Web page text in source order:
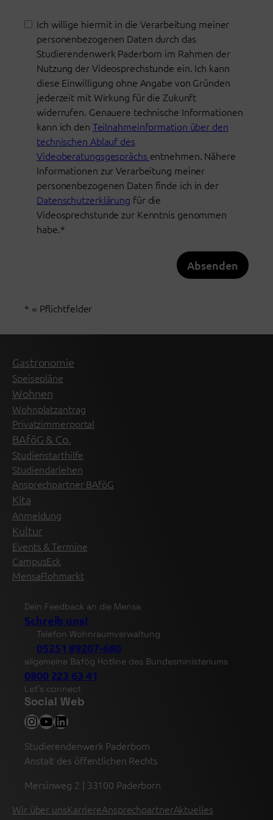
Ich willige hiermit in die Verarbeitung meiner
personenbezogenen Daten durch das
Studierendenwerk Paderborn im Rahmen der
Nutzung der Videosprechstunde ein. Ich kann
diese Einwilligung ohne Angabe von Gründen
jederzeit mit Wirkung für die Zukunft
widerrufen. Genauere technische Informationen
kann ich den Teilnahmeinformation über den
technischen Ablauf des
Videoberatungsgesprächs entnehmen. Nähere
Informationen zur Verarbeitung meiner
personenbezogenen Daten finde ich in der
Datenschutzerklärung für die
Videosprechstunde zur Kenntnis genommen
habe.*
Absenden
* = Pflichtfelder
Gastronomie
Speisepläne
Wohnen
Wohnplatzantrag
Privatzimmerportal
BAföG & Co.
Studienstarthilfe
Studiendarlehen
Ansprechpartner BAföG
Kita
Anmeldung
Kultur
Events & Termine
CampusEck
MensaFlohmarkt
Dein Feedback an die Mensa
Schreib uns!
Telefon Wohnraumverwaltung
05251 89207-680
allgemeine Bafög Hotline des Bundesministeriums
0800 223 63 41
Let’s connect
Social Web
Instagram
YouTube
LinkedIn
Studierendenwerk Paderborn
Anstalt des öffentlichen Rechts
Mersinweg 2 | 33100 Paderborn
Wir über unsKarriereAnsprechpartnerAktuelles